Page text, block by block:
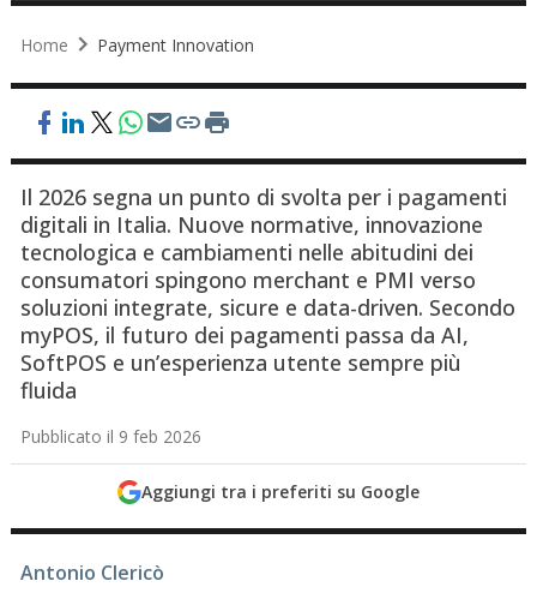
Home Payment Innovation
Il 2026 segna un punto di svolta per i pagamenti
digitali in Italia. Nuove normative, innovazione
tecnologica e cambiamenti nelle abitudini dei
consumatori spingono merchant e PMI verso
soluzioni integrate, sicure e data-driven. Secondo
myPOS, il futuro dei pagamenti passa da AI,
SoftPOS e un’esperienza utente sempre più
fluida
Pubblicato il 9 feb 2026
Aggiungi tra i preferiti su Google
Antonio Clericò